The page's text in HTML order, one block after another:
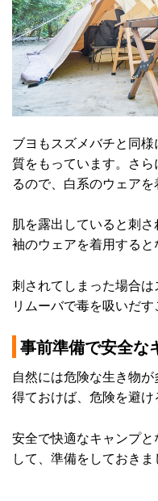
ブヨもスズメバチと同
質をもっています。さ
るので、白系のウェアを
肌を露出していると刺
袖のウェアを着用すると
刺されてしまった場合
リムーバで毒を吸いだす
事前準備で安全な
自然には危険な生き物
得ておけば、危険を避け
安全で快適なキャンプ
して、準備をしておきま